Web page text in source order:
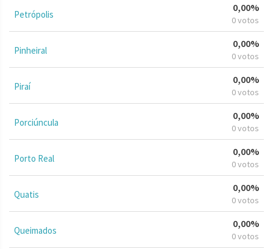
Petrópolis
0,00%
0 votos
Pinheiral
0,00%
0 votos
Piraí
0,00%
0 votos
Porciúncula
0,00%
0 votos
Porto Real
0,00%
0 votos
Quatis
0,00%
0 votos
Queimados
0,00%
0 votos